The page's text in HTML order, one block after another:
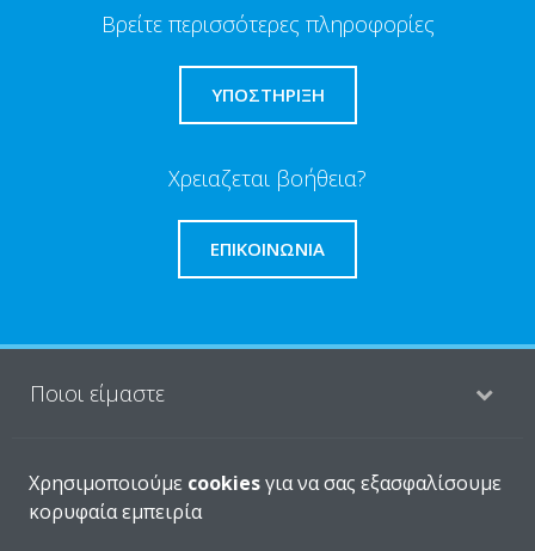
Βρείτε περισσότερες πληροφορίες
ΥΠΟΣΤΗΡΙΞΗ
Χρειαζεται βοήθεια?
ΕΠΙΚΟΙΝΩΝΊΑ
Ποιοι είμαστε
Λύσεις
Χρησιμοποιούμε cookiesγια να σας εξασφαλίσουμε
κορυφαία εμπειρία